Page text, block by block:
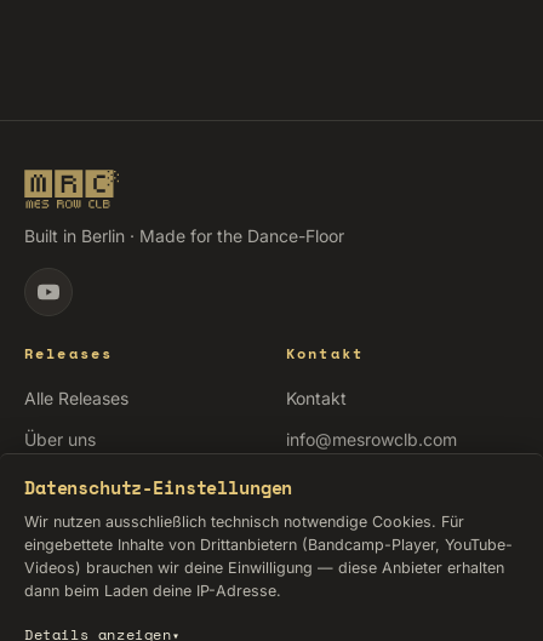
Datenschutz-Einstellungen
Wir nutzen ausschließlich technisch notwendige Cookies. Für
eingebettete Inhalte von Drittanbietern (Bandcamp-Player, YouTube-
Videos) brauchen wir deine Einwilligung — diese Anbieter erhalten
dann beim Laden deine IP-Adresse.
Details anzeigen▾
Built in Berlin · Made for the Dance-Floor
Releases
Alle Releases
Über uns
Testhörer werden
Kontakt
Kontakt
info@mesrowclb.com
Newsletter abonnieren
Legal
Impressum
Datenschutz